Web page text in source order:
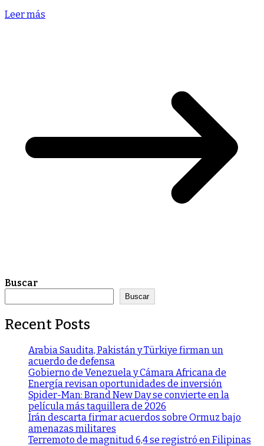
Leer más
Buscar
Buscar
Recent Posts
Arabia Saudita, Pakistán y Türkiye firman un
acuerdo de defensa
Gobierno de Venezuela y Cámara Africana de
Energía revisan oportunidades de inversión
Spider-Man: Brand New Day se convierte en la
película más taquillera de 2026
Irán descarta firmar acuerdos sobre Ormuz bajo
amenazas militares
Terremoto de magnitud 6,4 se registró en Filipinas